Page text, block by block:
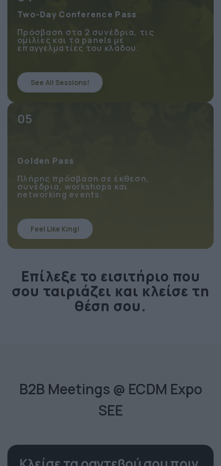
04
Two-Day Conference Pass
Πρόσβαση στα 2 συνέδρια, τις
ομιλίες και τα panels με
See All Sessions!
Golden Pass
Πλήρης πρόσβαση σε έκθεση,
συνέδρια, workshops και
Feel Like King!
Επίλεξε το εισιτήριο που
σου ταιριάζει και κλείσε τη
θέση σου.
B2B Meetings @ ECDM Expo
SEE